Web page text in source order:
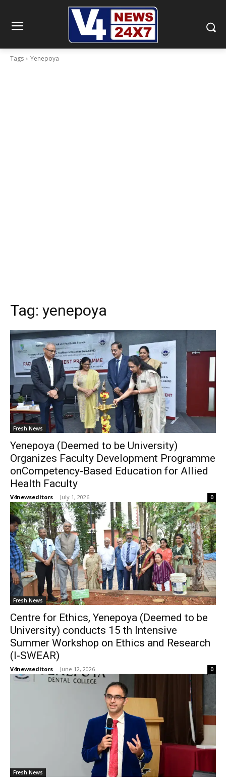
Tags Yenepoya
Tag: yenepoya
Fresh News
Yenepoya (Deemed to be University)
Organizes Faculty Development Programme
onCompetency-Based Education for Allied
Health Faculty
V4newseditors - July 1, 2026 0
Fresh News
Centre for Ethics, Yenepoya (Deemed to be
University) conducts 15 th Intensive
Summer Workshop on Ethics and Research
(I-SWEAR)
V4newseditors - June 12, 2026 0
Fresh News